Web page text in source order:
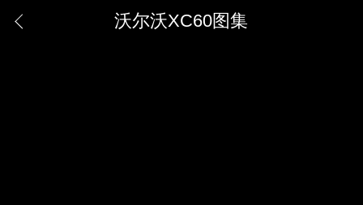
沃尔沃XC60图集